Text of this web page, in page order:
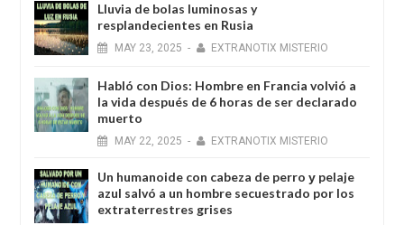
Lluvia de bolas luminosas y
resplandecientes en Rusia
MAY 23, 2025 - EXTRANOTIX MISTERIO
Habló con Dios: Hombre en Francia volvió a
la vida después de 6 horas de ser declarado
muerto
MAY 22, 2025 - EXTRANOTIX MISTERIO
Un humanoide con cabeza de perro у pelaje
azul salvó a un hombre secuestrado por los
extraterrestres grises